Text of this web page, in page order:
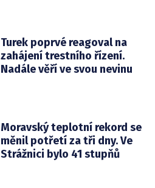
Turek poprvé reagoval na
zahájení trestního řízení.
Nadále věří ve svou nevinu
Moravský teplotní rekord se
měnil potřetí za tři dny. Ve
Strážnici bylo 41 stupňů